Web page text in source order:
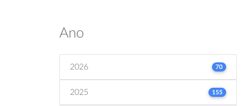
Ano
2026 70
2025 155